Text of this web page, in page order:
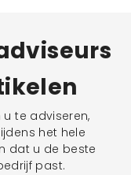
te adviseren,
het hele
dat u de beste
past.